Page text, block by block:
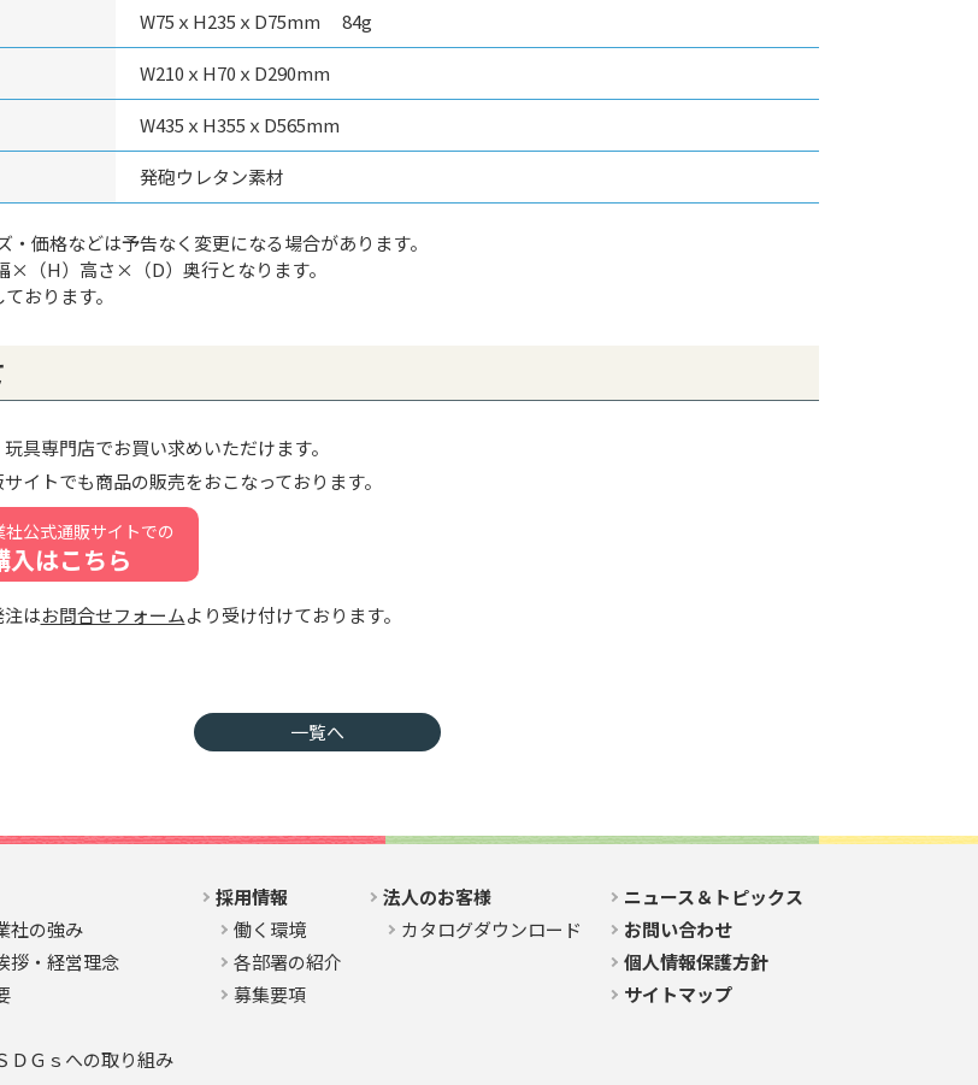
W75ｘH235ｘD75mm 84g
W210ｘH70ｘD290mm
W435ｘH355ｘD565mm
発砲ウレタン素材
価格などは予告なく変更になる場合があります。
×（H）高さ×（D）奥行となります。
おります。
具専門店でお買い求めいただけます。
イトでも商品の販売をおこなっております。
社公式通販サイトでの
入はこちら
はお問合せフォームより受け付けております。
一覧へ
社の強み
拶・経営理念
ＤＧｓへの取り組み
採用情報
働く環境
各部署の紹介
募集要項
法人のお客様
カタログダウンロード
ニュース＆トピックス
お問い合わせ
個人情報保護方針
サイトマップ